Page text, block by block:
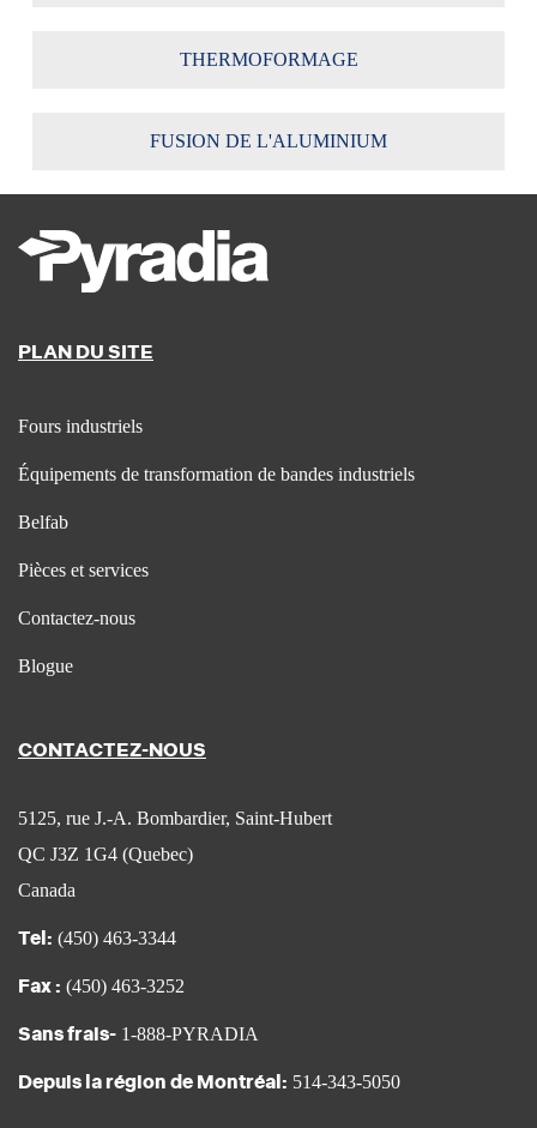
THERMOFORMAGE
FUSION DE L'ALUMINIUM
PLAN DU SITE
Fours industriels
Équipements de transformation de bandes industriels
Belfab
Pièces et services
Contactez-nous
Blogue
CONTACTEZ-NOUS
5125, rue J.-A. Bombardier, Saint-Hubert
QC J3Z 1G4 (Quebec)
Canada
Tel: (450) 463-3344
Fax : (450) 463-3252
Sans frais- 1-888-PYRADIA
Depuis la région de Montréal: 514-343-5050